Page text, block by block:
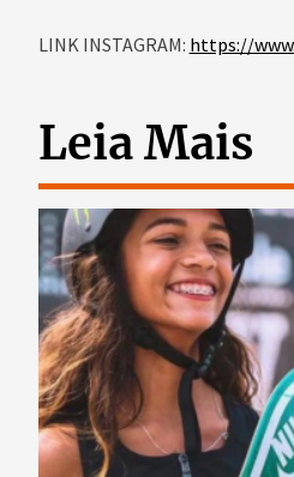
LINK INSTAGRAM: https://www.
Leia Mais